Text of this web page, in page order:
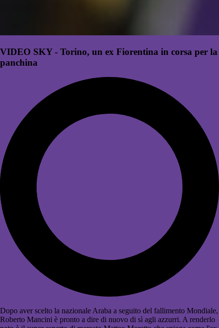
VIDEO SKY - Torino, un ex Fiorentina in corsa per la
panchina
Dopo aver scelto la nazionale Araba a seguito del fallimento Mondiale,
Roberto Mancini è pronto a dire di nuovo di sì agli azzurri. A renderlo